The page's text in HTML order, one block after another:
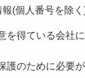
(個人番号を除
得ている会社に
護のために必要